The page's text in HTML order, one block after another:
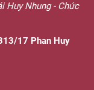
Huy Nhung - Chức
17 Phan Huy